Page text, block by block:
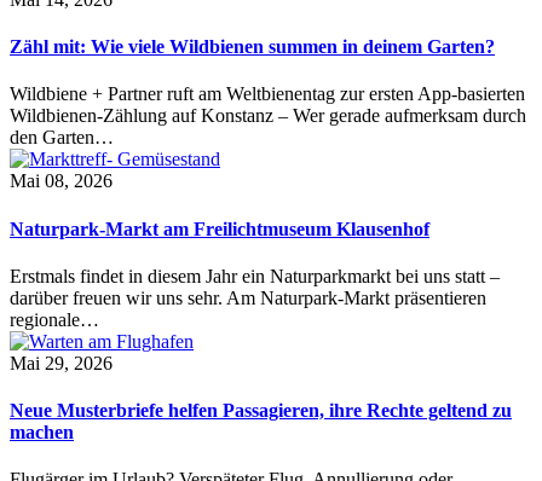
Zähl mit: Wie viele Wildbienen summen in deinem Garten?
Wildbiene + Partner ruft am Weltbienentag zur ersten App-basierten
Wildbienen-Zählung auf Konstanz – Wer gerade aufmerksam durch
den Garten…
Mai 08, 2026
Naturpark-Markt am Freilichtmuseum Klausenhof
Erstmals findet in diesem Jahr ein Naturparkmarkt bei uns statt –
darüber freuen wir uns sehr. Am Naturpark-Markt präsentieren
regionale…
Mai 29, 2026
Neue Musterbriefe helfen Passagieren, ihre Rechte geltend zu
machen